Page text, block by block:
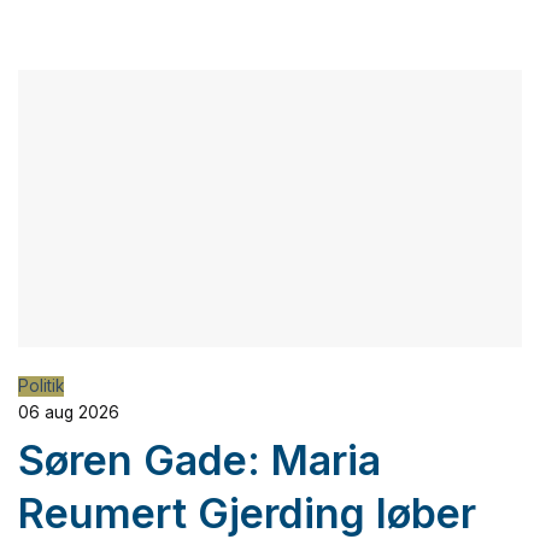
Politik
06 aug 2026
Søren Gade: Maria
Reumert Gjerding løber